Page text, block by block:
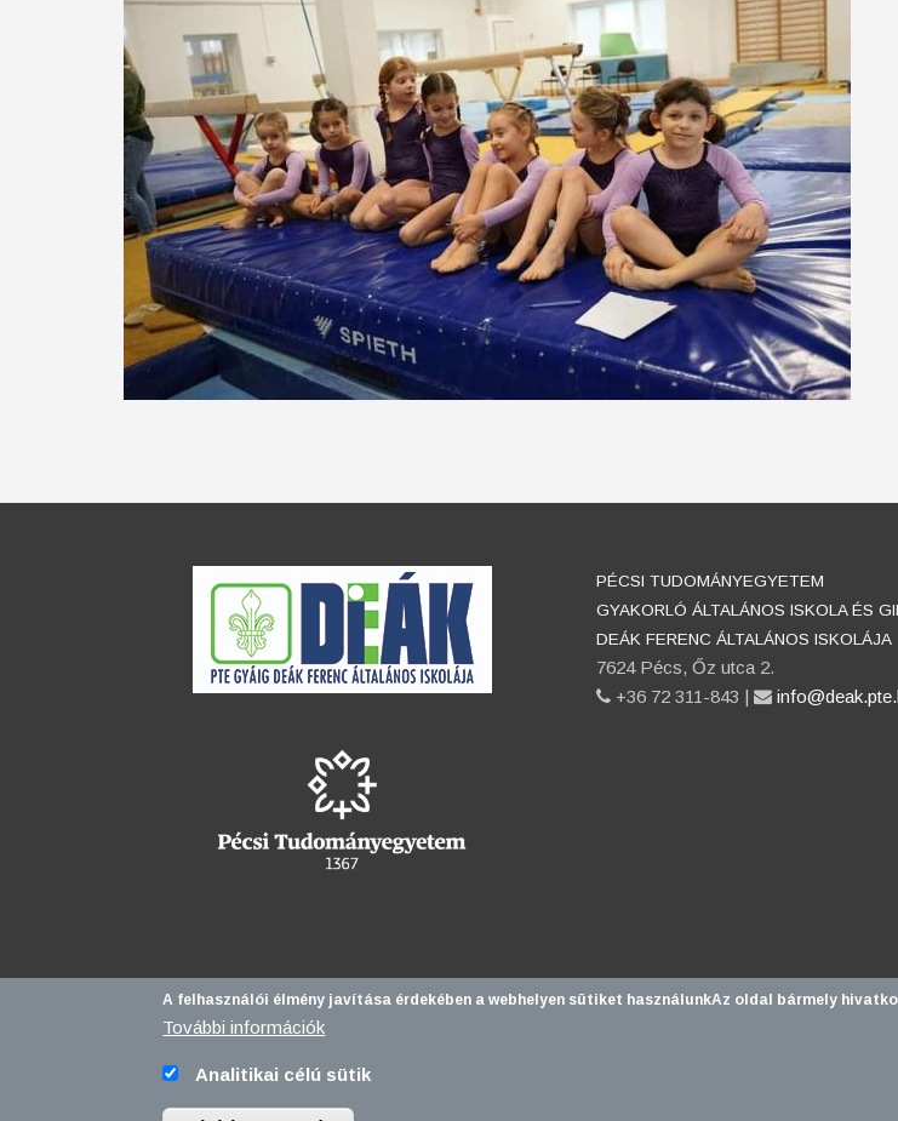
PÉCSI TUDOMÁNYEGYETEM
GYAKORLÓ ÁLTALÁNOS ISKOLA ÉS
DEÁK FERENC ÁLTALÁNOS ISKOLÁJA
7624 Pécs, Őz utca 2.
phone
+36 72 311-843 | email
A felhasználói élmény javítása érdekében a webhelyen sütiket használunkAz oldal bármely
További információk
Analitikai célú sütik